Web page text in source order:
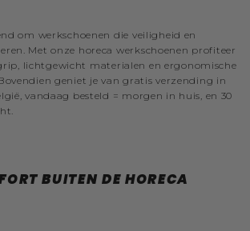
om werkschoenen die veiligheid en
Met onze horeca werkschoenen profiteer
lichtgewicht materialen en ergonomische
geniet je van gratis verzending in
vandaag besteld = morgen in huis, en 30
BUITEN DE HORECA